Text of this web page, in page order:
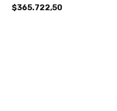
0.02MM
$365.722,50